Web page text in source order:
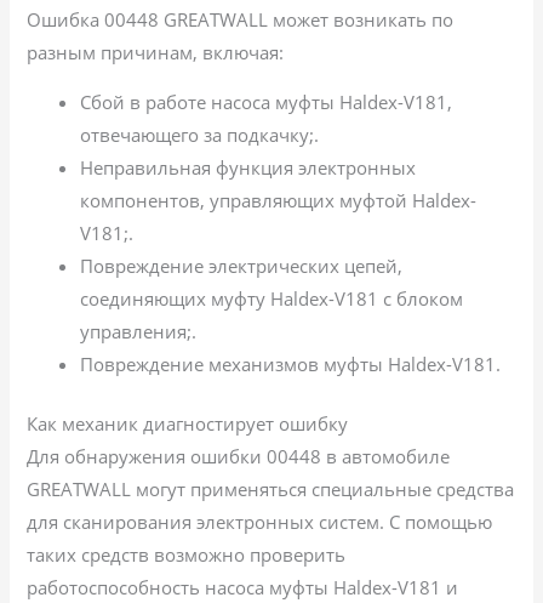
Ошибка 00448 GREATWALL может возникать по
разным причинам, включая:
Сбой в работе насоса муфты Haldex-V181,
отвечающего за подкачку;.
Неправильная функция электронных
компонентов, управляющих муфтой Haldex-
V181;.
Повреждение электрических цепей,
соединяющих муфту Haldex-V181 с блоком
управления;.
Повреждение механизмов муфты Haldex-V181.
Как механик диагностирует ошибку
Для обнаружения ошибки 00448 в автомобиле
GREATWALL могут применяться специальные средства
для сканирования электронных систем. С помощью
таких средств возможно проверить
работоспособность насоса муфты Haldex-V181 и